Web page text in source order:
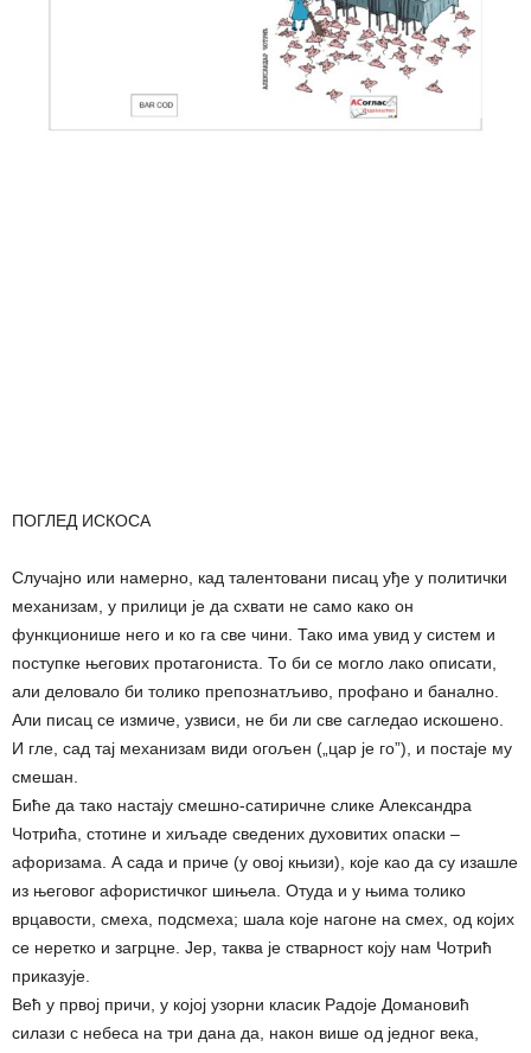
ПОГЛЕД ИСКОСА
Случајно или намерно, кад талентовани писац уђе у политички
механизам, у прилици је да схвати не само како он
функционише него и ко га све чини. Тако има увид у систем и
поступке његових протагониста. То би се могло лако описати,
али деловало би толико препознатљиво, профано и банално.
Али писац се измиче, узвиси, не би ли све сагледао искошено.
И гле, сад тај механизам види огољен („цар је го”), и постаје му
смешан.
Биће да тако настају смешно-сатиричне слике Александра
Чотрића, стотине и хиљаде сведених духовитих опаски –
афоризама. А сада и приче (у овој књизи), које као да су изашле
из његовог афористичког шињела. Отуда и у њима толико
врцавости, смеха, подсмеха; шала које нагоне на смех, од којих
се неретко и загрцне. Јер, таква је стварност коју нам Чотрић
приказује.
Већ у првој причи, у којој узорни класик Радоје Домановић
силази с небеса на три дана да, након више од једног века,